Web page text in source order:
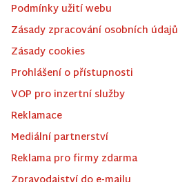
Podmínky užití webu
Zásady zpracování osobních údajů
Zásady cookies
Prohlášení o přístupnosti
VOP pro inzertní služby
Reklamace
Mediální partnerství
Reklama pro firmy zdarma